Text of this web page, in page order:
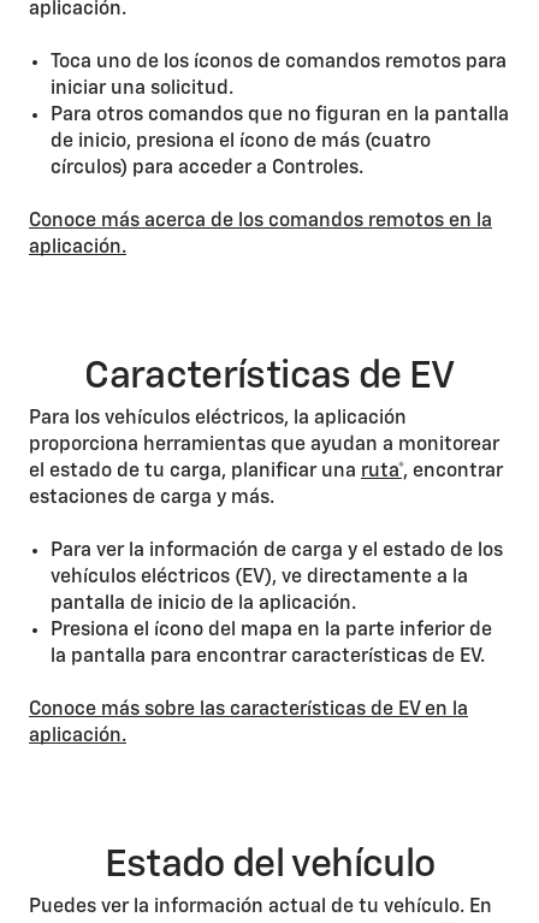
aplicación.
Toca uno de los íconos de comandos remotos para
iniciar una solicitud.
Para otros comandos que no figuran en la pantalla
de inicio, presiona el ícono de más (cuatro
círculos) para acceder a Controles.
Conoce más acerca de los comandos remotos en la
aplicación.
Características de EV
Para los vehículos eléctricos, la aplicación
proporciona herramientas que ayudan a monitorear
el estado de tu carga, planificar una ruta*, encontrar
estaciones de carga y más.
Para ver la información de carga y el estado de los
vehículos eléctricos (EV), ve directamente a la
pantalla de inicio de la aplicación.
Presiona el ícono del mapa en la parte inferior de
la pantalla para encontrar características de EV.
Conoce más sobre las características de EV en la
aplicación.
Estado del vehículo
Puedes ver la información actual de tu vehículo. En